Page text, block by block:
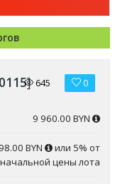
] 645 0
9 960.00 BYN
BYN
или 5% от
начальной цены лота